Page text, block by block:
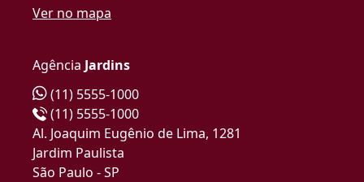
Ver no mapa
Agência Jardins
(11) 5555-1000
(11) 5555-1000
Al. Joaquim Eugênio de Lima, 1281
Jardim Paulista
São Paulo - SP